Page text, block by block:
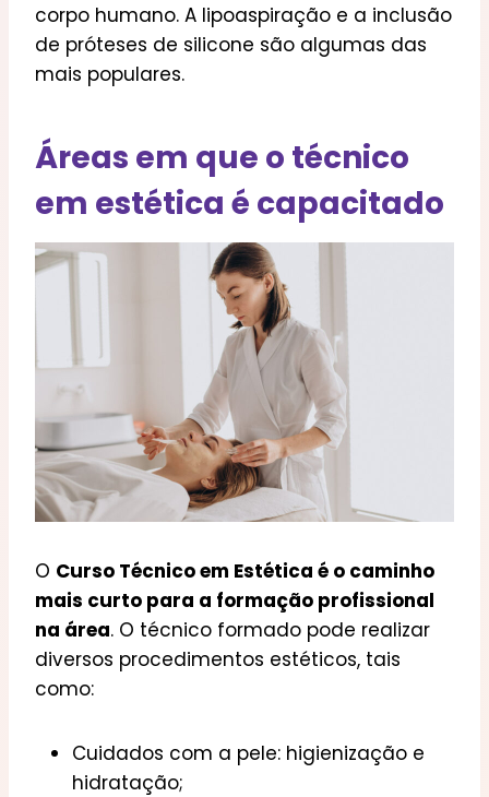
corpo humano. A lipoaspiração e a inclusão
de próteses de silicone são algumas das
mais populares.
Áreas em que o técnico
em estética é capacitado
O Curso Técnico em Estética é o caminho
mais curto para a formação profissional
na área. O técnico formado pode realizar
diversos procedimentos estéticos, tais
como:
Cuidados com a pele: higienização e
hidratação;